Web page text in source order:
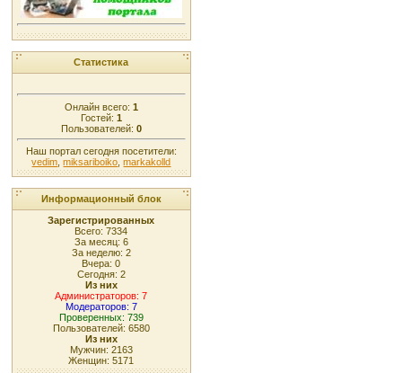
Статистика
Онлайн всего: 1
Гостей: 1
Пользователей: 0
Наш портал сегодня посетители:
vedim ,miksariboiko ,markakolld
Информационный блок
Зарегистрированных
Всего: 7334
За месяц: 6
За неделю: 2
Вчера: 0
Сегодня: 2
Из них
Администраторов: 7
Модераторов: 7
Проверенных: 739
Пользователей: 6580
Из них
Мужчин: 2163
Женщин: 5171